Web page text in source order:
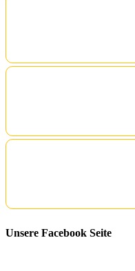
Unsere Facebook Seite